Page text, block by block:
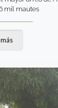
mil mautes